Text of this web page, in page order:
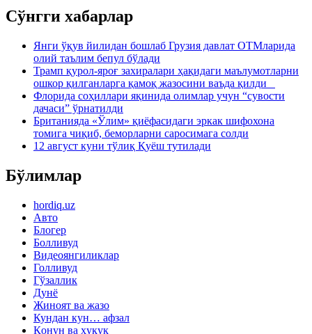
Сўнгги хабарлар
Янги ўқув йилидан бошлаб Грузия давлат ОТМларида
олий таълим бепул бўлади
Трамп қурол-яроғ захиралари ҳақидаги маълумотларни
ошкор қилганларга қамоқ жазосини ваъда қилди
Флорида соҳиллари яқинида олимлар учун “сувости
дачаси” ўрнатилди
Британияда «Ўлим» қиёфасидаги эркак шифохона
томига чиқиб, беморларни саросимага солди
12 август куни тўлиқ Қуёш тутилади
Бўлимлар
hordiq.uz
Авто
Блогер
Болливуд
Видеоянгиликлар
Голливуд
Гўзаллик
Дунё
Жиноят ва жазо
Кундан кун… афзал
Қонун ва ҳуқуқ